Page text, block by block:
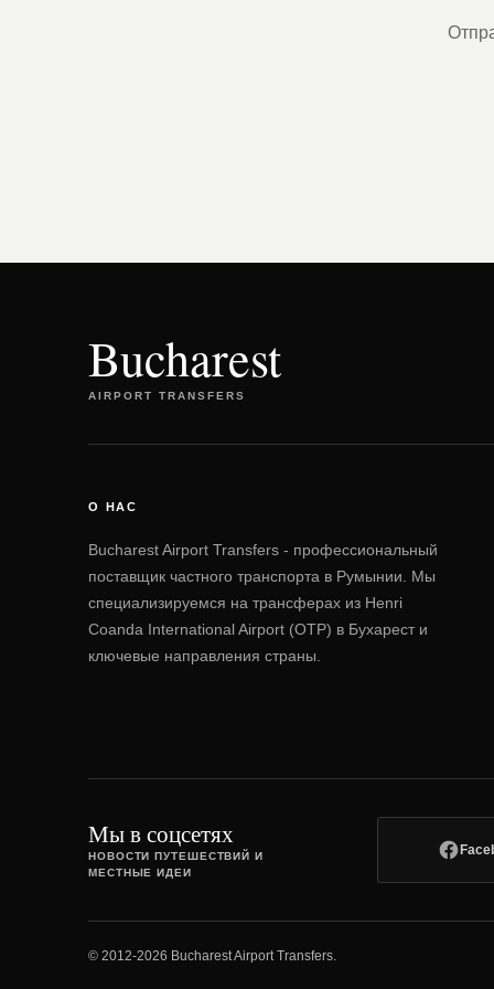
Bucharest
AIRPORT TRANSFERS
О НАС
Bucharest Airport Transfers - профессиональный
поставщик частного транспорта в Румынии. Мы
специализируемся на трансферах из Henri
Coanda International Airport (OTP) в Бухарест и
ключевые направления страны.
Мы в соцсетях
НОВОСТИ ПУТЕШЕСТВИЙ И
МЕСТНЫЕ ИДЕИ
© 2012-2026 Bucharest Airport Transfers.